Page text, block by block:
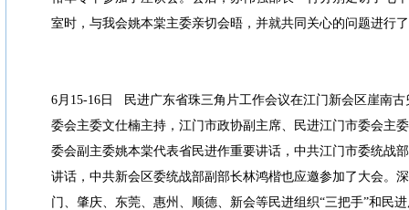
室时，与我会姚本棠主委亲切会晤，并就共同关心的问题进行
6月15-16日 民进广东省珠三角片工作会议在江门新会区崖南
委会主委文仕楠主持，江门市政协副主席、民进江门市委会主
委会副主委姚本棠代表省民进作重要讲话，中共江门市委统战
讲话，中共新会区委统战部副部长林鸿楷也应邀参加了大会。
门、肇庆、东莞、惠州、顺德、新会等民进组织“三把手”和民